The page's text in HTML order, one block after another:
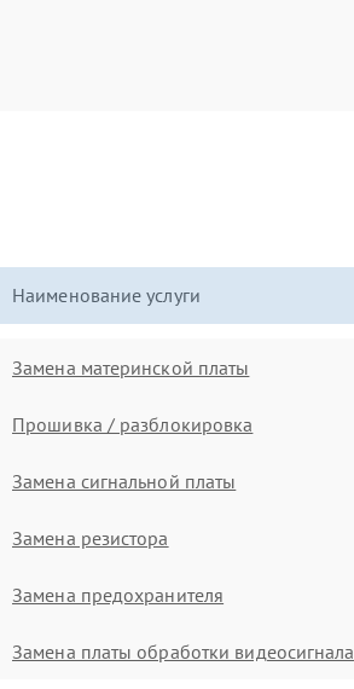
Наименование услуги
Замена материнской платы
Прошивка / разблокировка
Замена сигнальной платы
Замена резистора
Замена предохранителя
Замена платы обработки видеосигнала